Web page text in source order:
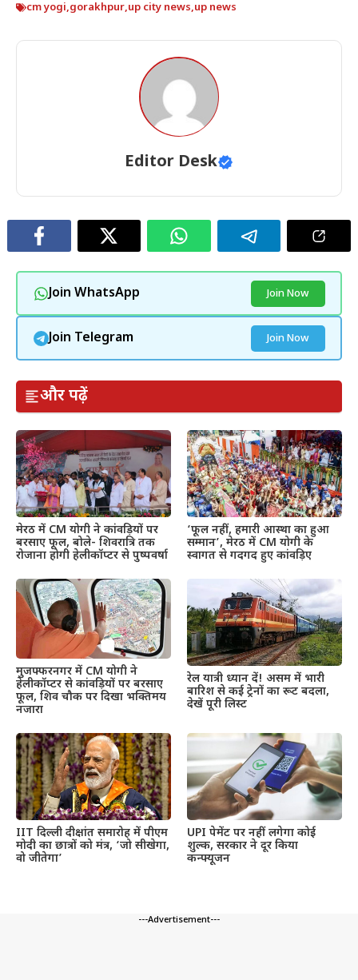
cm yogi,gorakhpur,up city news,up news
Editor Desk
Join WhatsApp Join Now
Join Telegram Join Now
और पढ़ें
मेरठ में CM योगी ने कांवड़ियों पर
बरसाए फूल, बोले- शिवरात्रि तक
रोजाना होगी हेलीकॉप्टर से पुष्पवर्षा
‘फूल नहीं, हमारी आस्था का हुआ
सम्मान’, मेरठ में CM योगी के
स्वागत से गदगद हुए कांवड़िए
मुजफ्फरनगर में CM योगी ने
हेलीकॉप्टर से कांवड़ियों पर बरसाए
फूल, शिव चौक पर दिखा भक्तिमय
नजारा
रेल यात्री ध्यान दें! असम में भारी
बारिश से कई ट्रेनों का रूट बदला,
देखें पूरी लिस्ट
IIT दिल्ली दीक्षांत समारोह में पीएम
मोदी का छात्रों को मंत्र, ‘जो सीखेगा,
वो जीतेगा’
UPI पेमेंट पर नहीं लगेगा कोई
शुल्क, सरकार ने दूर किया
कन्फ्यूजन
---Advertisement---